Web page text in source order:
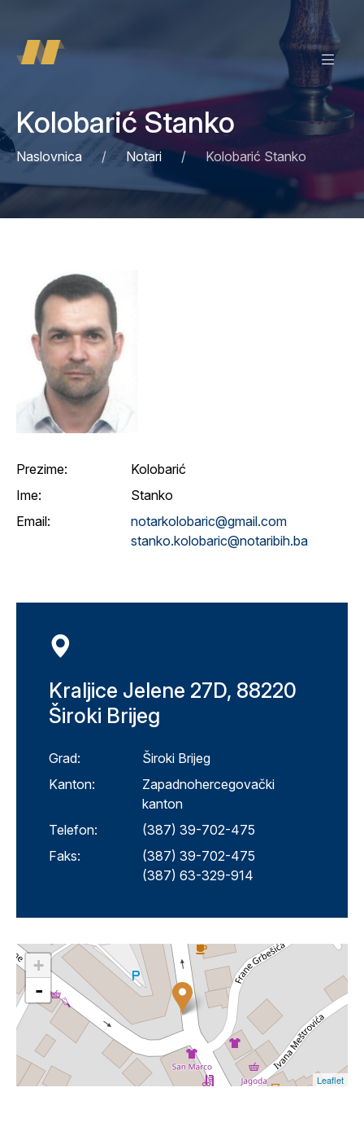
Kolobarić Stanko
Naslovnica Notari Kolobarić Stanko
Prezime:
Kolobarić
Ime:
Stanko
Email:
notarkolobaric@gmail.com
stanko.kolobaric@notaribih.ba
Kraljice Jelene 27D, 88220
Široki Brijeg
Grad:
Široki Brijeg
Kanton:
Zapadnohercegovački
kanton
Telefon:
(387) 39-702-475
Faks:
(387) 39-702-475
(387) 63-329-914
+
-
Leaflet